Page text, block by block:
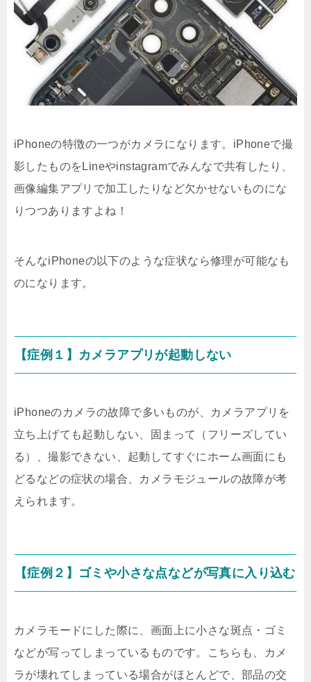
iPhoneの特徴の一つがカメラになります。iPhoneで撮
影したものをLineやinstagramでみんなで共有したり、
画像編集アプリで加工したりなど欠かせないものにな
りつつありますよね！
そんなiPhoneの以下のような症状なら修理が可能なも
のになります。
【症例１】カメラアプリが起動しない
iPhoneのカメラの故障で多いものが、カメラアプリを
立ち上げても起動しない、固まって（フリーズしてい
る）、撮影できない、起動してすぐにホーム画面にも
どるなどの症状の場合、カメラモジュールの故障が考
えられます。
【症例２】ゴミや小さな点などが写真に入り込む
カメラモードにした際に、画面上に小さな斑点・ゴミ
などが写ってしまっているものです。こちらも、カメ
ラが壊れてしまっている場合がほとんどで、部品の交